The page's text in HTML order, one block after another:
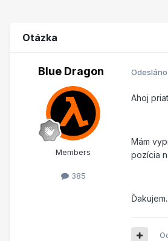
Otázka
Blue Dragon
Members
385
Odesláno
Ahoj
Mám
pozícia